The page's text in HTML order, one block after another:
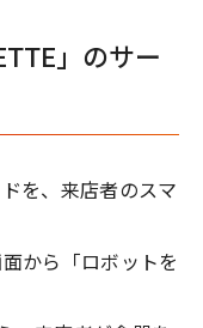
」のサー
を、来店者のスマ
から「ロボットを